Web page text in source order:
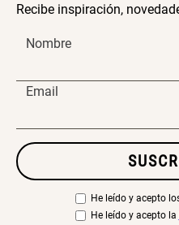
Recibe inspiración,
Nombre
Email
He leído y acepto
He leído y acepto la